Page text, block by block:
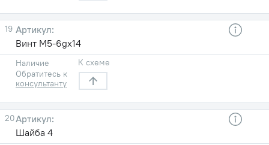
19
Винт М5-6gх14
Наличие
Обратитесь к
консультанту
К схеме
20
Шайба 4